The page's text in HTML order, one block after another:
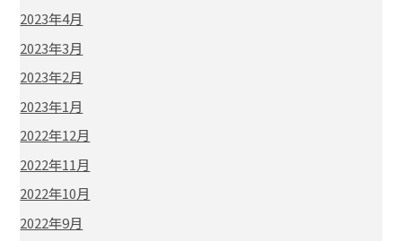
2023年4月
2023年3月
2023年2月
2023年1月
2022年12月
2022年11月
2022年10月
2022年9月